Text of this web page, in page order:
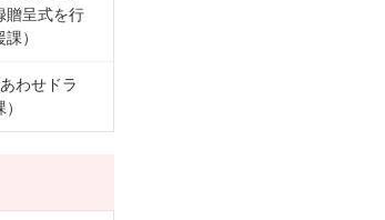
贈呈式を行
）
わせドラ